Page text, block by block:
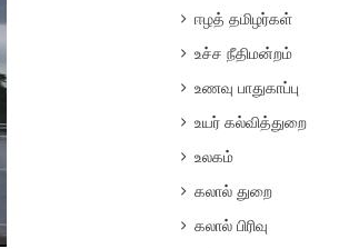
ஈழத் தமிழர்கள்
உச்ச நீதிமன்றம்
உணவு பாதுகாப்பு
உயர் கல்வித்துறை
உலகம்
கலால் துறை
கலால் பிரிவு